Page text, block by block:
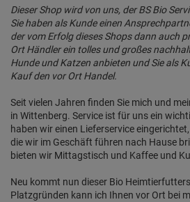
Dieser Shop wird von uns, der BS Bio
Sie haben als Kunde einen
der vom Erfolg dieses Shops dann auch
Ort Händler ein tolles und großes
Hunde und Katzen anbieten und Sie als
Kauf den vor Ort Handel.
Seit vielen Jahren finden Sie mich und
in Wittenberg. Service ist für uns ein
haben wir einen Lieferservice
die wir im Geschäft führen nach Hause
bieten wir Mittagstisch und Kaffee und
Neu kommt nun dieser Bio
Platzgründen kann ich Ihnen vor Ort bei